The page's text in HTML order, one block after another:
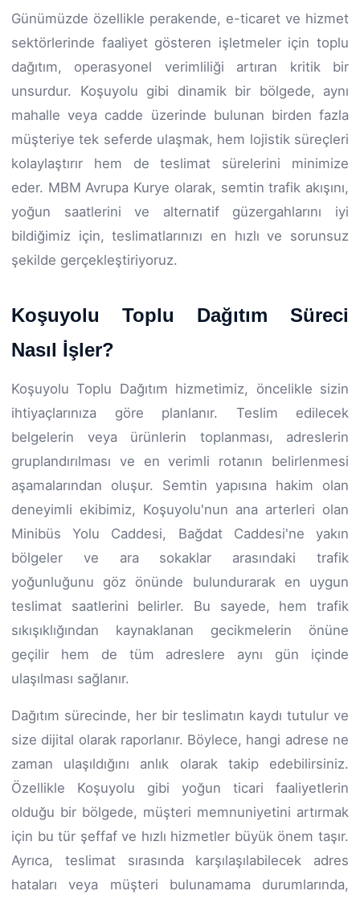
Günümüzde özellikle perakende, e-ticaret ve hizmet
sektörlerinde faaliyet gösteren işletmeler için toplu
dağıtım, operasyonel verimliliği artıran kritik bir
unsurdur. Koşuyolu gibi dinamik bir bölgede, aynı
mahalle veya cadde üzerinde bulunan birden fazla
müşteriye tek seferde ulaşmak, hem lojistik süreçleri
kolaylaştırır hem de teslimat sürelerini minimize
eder. MBM Avrupa Kurye olarak, semtin trafik akışını,
yoğun saatlerini ve alternatif güzergahlarını iyi
bildiğimiz için, teslimatlarınızı en hızlı ve sorunsuz
şekilde gerçekleştiriyoruz.
Koşuyolu Toplu Dağıtım Süreci
Nasıl İşler?
Koşuyolu Toplu Dağıtım hizmetimiz, öncelikle sizin
ihtiyaçlarınıza göre planlanır. Teslim edilecek
belgelerin veya ürünlerin toplanması, adreslerin
gruplandırılması ve en verimli rotanın belirlenmesi
aşamalarından oluşur. Semtin yapısına hakim olan
deneyimli ekibimiz, Koşuyolu'nun ana arterleri olan
Minibüs Yolu Caddesi, Bağdat Caddesi'ne yakın
bölgeler ve ara sokaklar arasındaki trafik
yoğunluğunu göz önünde bulundurarak en uygun
teslimat saatlerini belirler. Bu sayede, hem trafik
sıkışıklığından kaynaklanan gecikmelerin önüne
geçilir hem de tüm adreslere aynı gün içinde
ulaşılması sağlanır.
Dağıtım sürecinde, her bir teslimatın kaydı tutulur ve
size dijital olarak raporlanır. Böylece, hangi adrese ne
zaman ulaşıldığını anlık olarak takip edebilirsiniz.
Özellikle Koşuyolu gibi yoğun ticari faaliyetlerin
olduğu bir bölgede, müşteri memnuniyetini artırmak
için bu tür şeffaf ve hızlı hizmetler büyük önem taşır.
Ayrıca, teslimat sırasında karşılaşılabilecek adres
hataları veya müşteri bulunamama durumlarında,